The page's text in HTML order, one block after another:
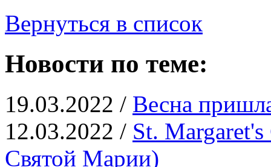
Вернуться в список
Новости по теме:
19.03.2022 / Весна
12.03.2022 / St. Margaret's
Святой Марии)